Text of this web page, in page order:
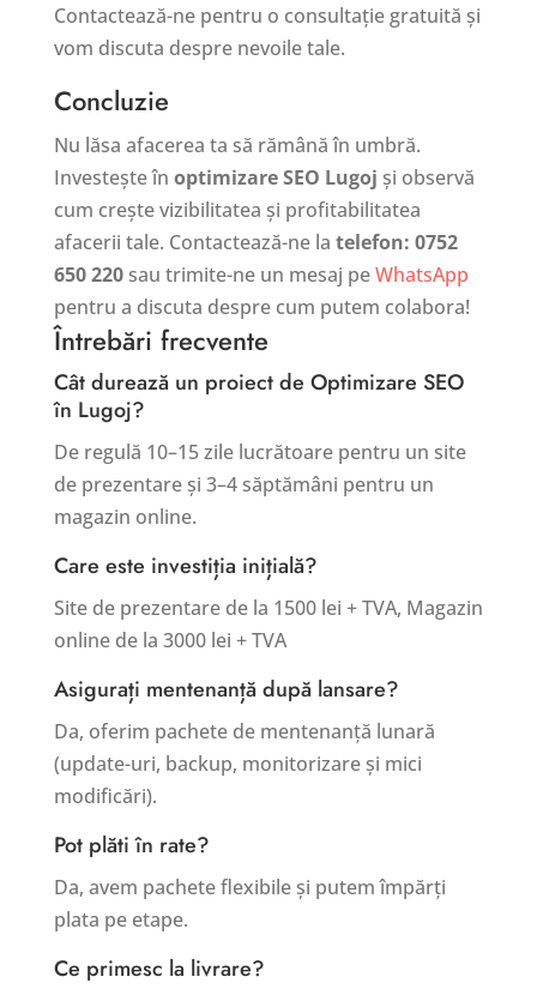
Contactează-ne pentru o consultație gratuită și
vom discuta despre nevoile tale.
Concluzie
Nu lăsa afacerea ta să rămână în umbră.
Investește în optimizare SEO Lugoj și observă
cum crește vizibilitatea și profitabilitatea
afacerii tale. Contactează-ne la telefon: 0752
650 220sau trimite-ne un mesaj peWhatsApp
pentru a discuta despre cum putem colabora!
Întrebări frecvente
Cât durează un proiect de Optimizare SEO
în Lugoj?
De regulă 10–15 zile lucrătoare pentru un site
de prezentare și 3–4 săptămâni pentru un
magazin online.
Care este investiția inițială?
Site de prezentare de la 1500 lei + TVA, Magazin
online de la 3000 lei + TVA
Asigurați mentenanță după lansare?
Da, oferim pachete de mentenanță lunară
(update-uri, backup, monitorizare și mici
modificări).
Pot plăti în rate?
Da, avem pachete flexibile și putem împărți
plata pe etape.
Ce primesc la livrare?